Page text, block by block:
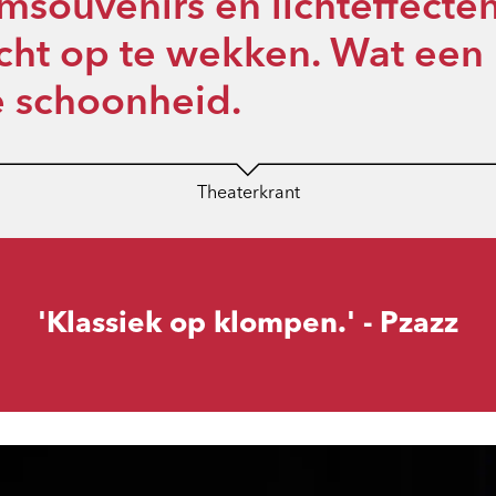
en
op te wekken. Wat een
schoonheid.
Theaterkrant
'Klassiek op klompen.' - Pzazz